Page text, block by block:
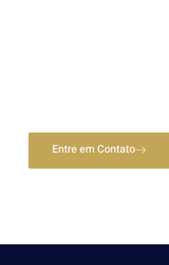
Entre em Contato